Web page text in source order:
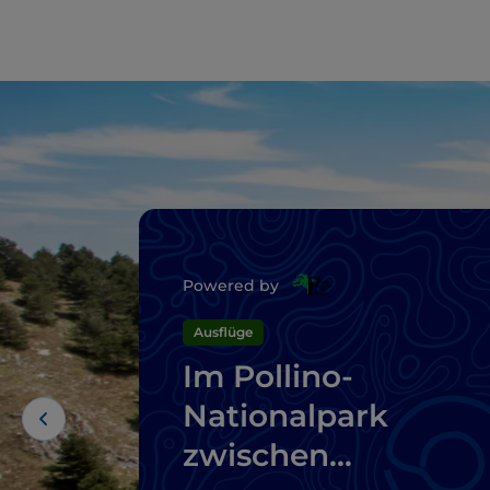
Powered by
Ausflüge
Im Pollino-
Nationalpark
zwischen